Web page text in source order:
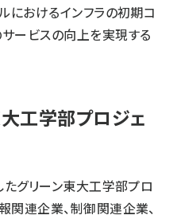
におけるインフラの初期コ
ービスの向上を実現する
工学部プロジェ
グリーン東大工学部プロ
関連企業、制御関連企業、